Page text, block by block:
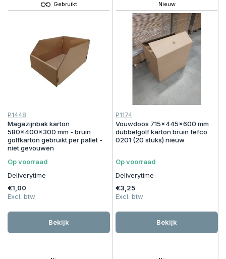
Gebruikt
P1448
Magazijnbak karton
580x400x300 mm - bruin
golfkarton gebruikt per pallet -
niet gevouwen
Op voorraad
Deliverytime
€1,00
Excl. btw
Bekijk
Nieuw
P1174
Vouwdoos 715x445x600 mm
dubbelgolf karton bruin fefco
0201 (20 stuks) nieuw
Op voorraad
Deliverytime
€3,25
Excl. btw
Bekijk